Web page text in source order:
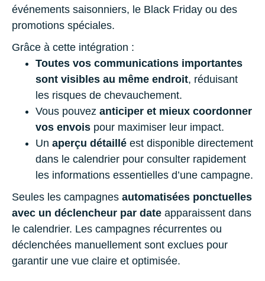
événements saisonniers, le Black Friday ou des
promotions spéciales.
Grâce à cette intégration :
Toutes vos communications importantes
sont visibles au même endroit, réduisant
les risques de chevauchement.
Vous pouvez anticiper et mieux coordonner
vos envois pour maximiser leur impact.
Un aperçu détaillé est disponible directement
dans le calendrier pour consulter rapidement
les informations essentielles d’une campagne.
Seules les campagnes automatisées ponctuelles
avec un déclencheur par date apparaissent dans
le calendrier. Les campagnes récurrentes ou
déclenchées manuellement sont exclues pour
garantir une vue claire et optimisée.